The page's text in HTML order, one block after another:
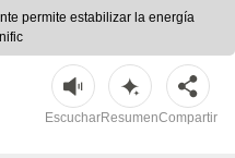
permite estabilizar la energía
EscucharResumenCompartir